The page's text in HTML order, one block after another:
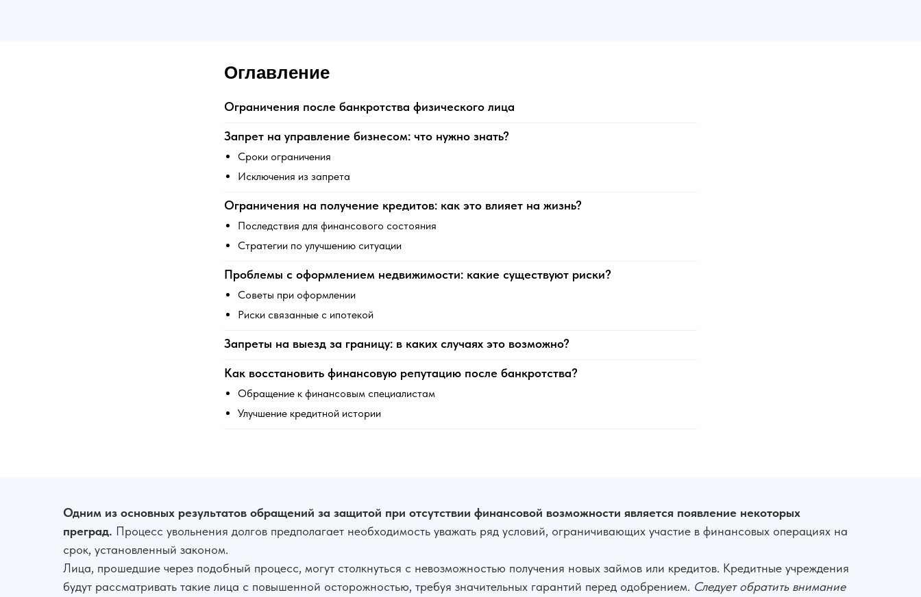
Оглавление
Ограничения после банкротства физического лица
Запрет на управление бизнесом: что нужно знать?
Сроки ограничения
Исключения из запрета
Ограничения на получение кредитов: как это влияет на жизнь?
Последствия для финансового состояния
Стратегии по улучшению ситуации
Проблемы с оформлением недвижимости: какие существуют риски?
Советы при оформлении
Риски связанные с ипотекой
Запреты на выезд за границу: в каких случаях это возможно?
Как восстановить финансовую репутацию после банкротства?
Обращение к финансовым специалистам
Улучшение кредитной истории
Одним из основных результатов обращений за защитой при отсутствии финансовой возможности является появление некоторых
преград. Процесс увольнения долгов предполагает необходимость уважать ряд условий, ограничивающих участие в финансовых операциях на
срок, установленный законом.
Лица, прошедшие через подобный процесс, могут столкнуться с невозможностью получения новых займов или кредитов. Кредитные учреждения
будут рассматривать такие лица с повышенной осторожностью, требуя значительных гарантий перед одобрением. Следует обратить внимание